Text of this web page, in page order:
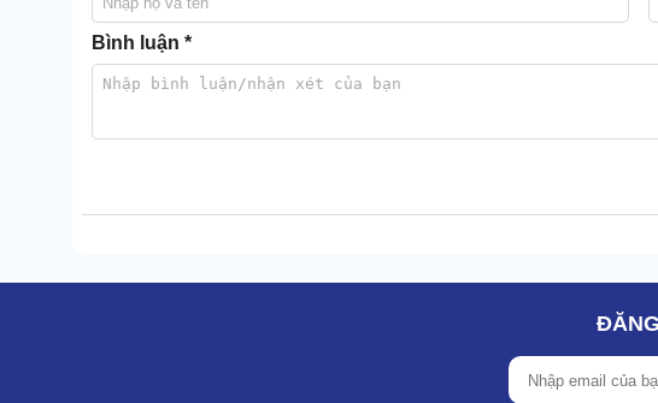
Điểm nổi bật của model này chính là bộ lọc Hepa, được gắn tại
nhỏ, cho khả năng lọc sạch đến 99%. Giữ lại cả những hạt
Bình luận *